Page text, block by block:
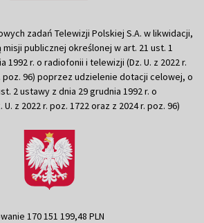
zadań Telewizji Polskiej S.A. w likwidacji,
publicznej określonej w art. 21 ust. 1
1992 r. o radiofonii i telewizji (Dz. U. z 2022 r.
poz. 96) poprzez udzielenie dotacji celowej, o
2 ustawy z dnia 29 grudnia 1992 r. o
z 2022 r. poz. 1722 oraz z 2024 r. poz. 96)
170 151 199,48 PLN